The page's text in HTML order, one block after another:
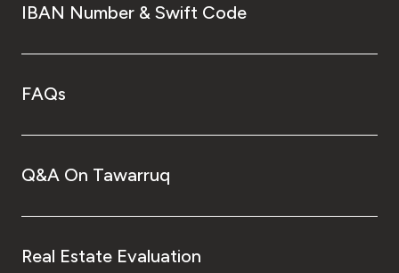
IBAN Number & Swift Code
FAQs
Q&A On Tawarruq
Real Estate Evaluation